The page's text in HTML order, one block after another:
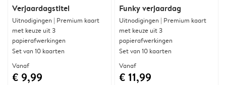
Verjaardagstitel
Uitnodigingen | Premium kaart
met keuze uit 3
papierafwerkingen
Set van 10 kaarten
Vanaf
€ 9,99
Funky verjaardag
Uitnodigingen | Premium kaart
met keuze uit 3
papierafwerkingen
Set van 10 kaarten
Vanaf
€ 11,99